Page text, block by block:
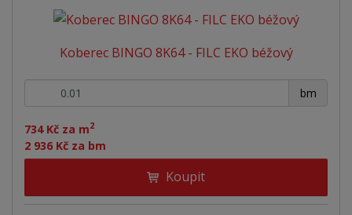
Koberec BINGO 8K64 - FILC EKO béžový
734 Kč za m2
2 936 Kč za bm
bm
+ -
Koupit